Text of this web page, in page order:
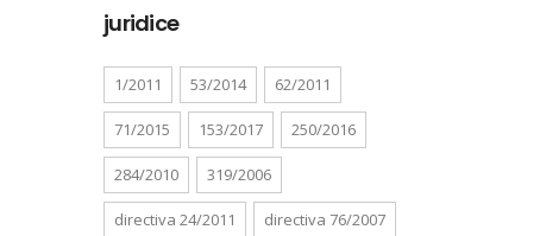
juridice
1/2011 53/2014 62/2011
71/2015 153/2017 250/2016
284/2010 319/2006
directiva 24/2011 directiva 76/2007